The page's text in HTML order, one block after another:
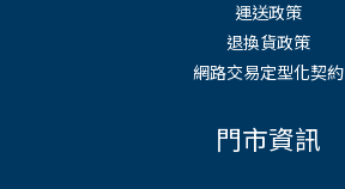
運送政策
退換貨政策
網路交易定型化契約
門市資訊